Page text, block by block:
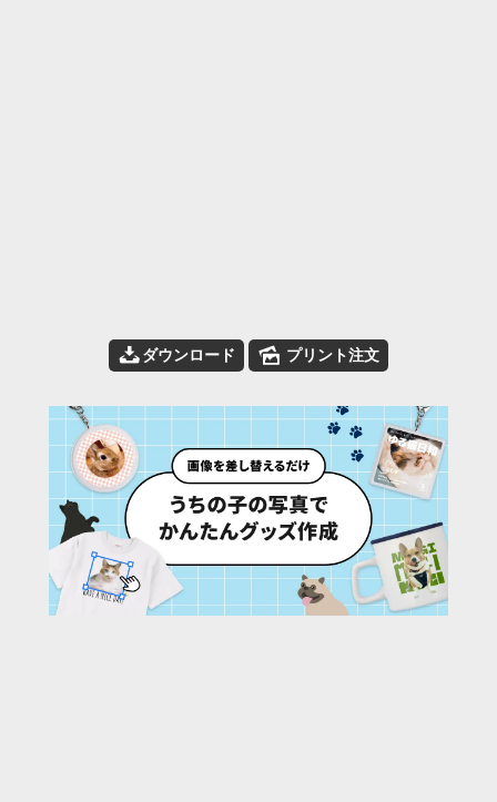
📥ダウンロード 🌄 プリント注文